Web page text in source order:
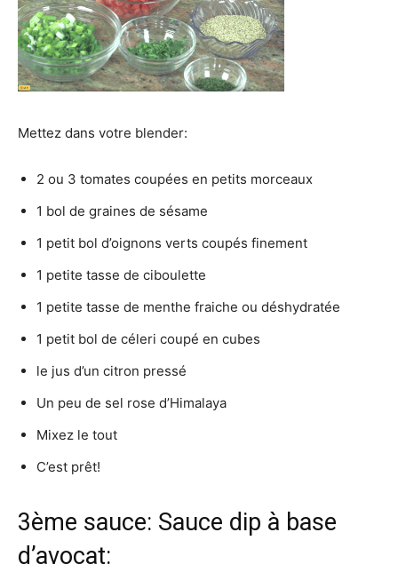
Mettez dans votre blender:
2 ou 3 tomates coupées en petits morceaux
1 bol de graines de sésame
1 petit bol d’oignons verts coupés finement
1 petite tasse de ciboulette
1 petite tasse de menthe fraiche ou déshydratée
1 petit bol de céleri coupé en cubes
le jus d’un citron pressé
Un peu de sel rose d’Himalaya
Mixez le tout
C’est prêt!
3ème sauce: Sauce dip à base
d’avocat: